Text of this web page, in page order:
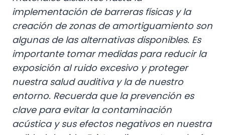
implementación de barreras físicas y la
creación de zonas de amortiguamiento son
algunas de las alternativas disponibles. Es
importante tomar medidas para reducir la
exposición al ruido excesivo y proteger
nuestra salud auditiva y la de nuestro
entorno. Recuerda que la prevención es
clave para evitar la contaminación
acústica y sus efectos negativos en nuestra